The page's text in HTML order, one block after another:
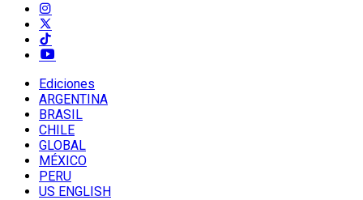
Ediciones
ARGENTINA
BRASIL
CHILE
GLOBAL
MÉXICO
PERU
US ENGLISH